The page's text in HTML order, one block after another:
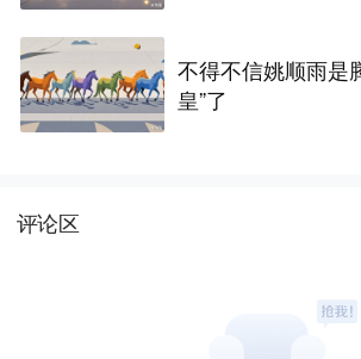
不得不信姚顺雨是
皇”了
评论区